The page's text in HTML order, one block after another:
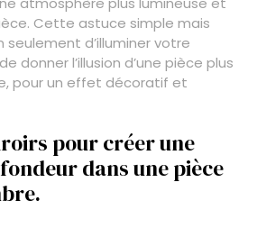
Cette astuce simple mais
d’illuminer votre
donner l’illusion d’une pièce plus
pour un effet décoratif et
pour créer une
dans une pièce